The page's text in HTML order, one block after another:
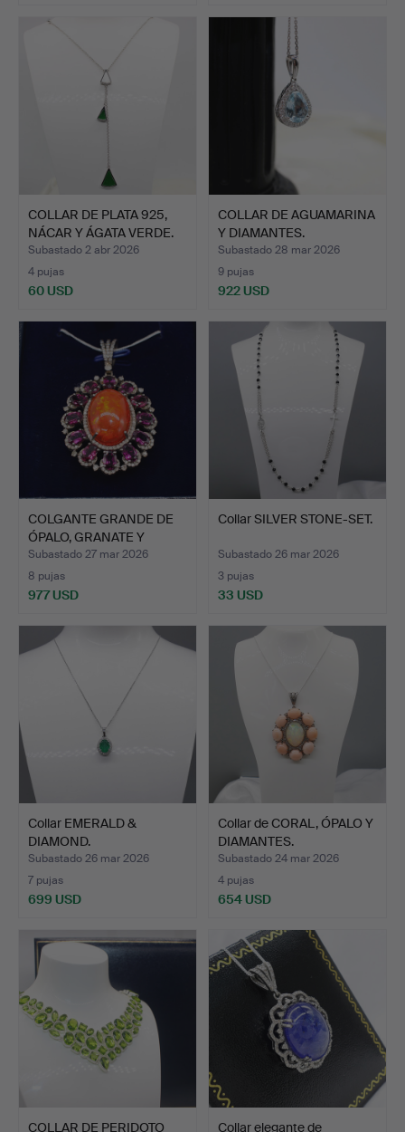
COLLAR DE PLATA 925,
NÁCAR Y ÁGATA VERDE.
Subastado 2 abr 2026
4 pujas
60 USD
COLLAR DE AGUAMARINA
Y DIAMANTES.
Subastado 28 mar 2026
9 pujas
922 USD
COLGANTE GRANDE DE
ÓPALO, GRANATE Y
DIAMAN…
Subastado 27 mar 2026
8 pujas
977 USD
Collar SILVER STONE-SET.
Subastado 26 mar 2026
3 pujas
33 USD
Collar EMERALD &
DIAMOND.
Subastado 26 mar 2026
7 pujas
699 USD
Collar de CORAL, ÓPALO Y
DIAMANTES.
Subastado 24 mar 2026
4 pujas
654 USD
COLLAR DE PERIDOTO
Collar elegante de